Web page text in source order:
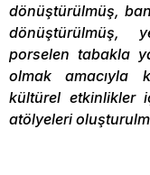
dönüştürülmüş,
dönüştürülmüş,
porselen tabakla
olmak amacıyla
kültürel etkinlikler
atölyeleri